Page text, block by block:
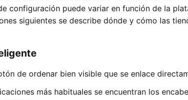
configuración puede variar en función de la
siguientes se describe dónde y cómo las
de ordenar bien visible que se enlace
más habituales se encuentran los